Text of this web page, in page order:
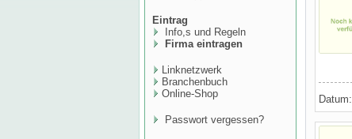
Eintrag
Info,s und Regeln
Firma eintragen
Linknetzwerk
Branchenbuch
Online-Shop
Passwort vergessen?
Datum: